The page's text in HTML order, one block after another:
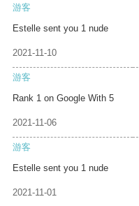
游客
Estelle sent you 1 nude
2021-11-10
游客
Rank 1 on Google With 5
2021-11-06
游客
Estelle sent you 1 nude
2021-11-01